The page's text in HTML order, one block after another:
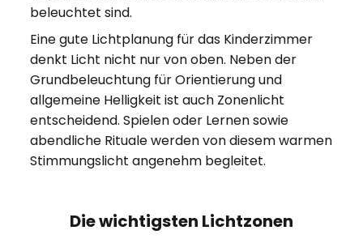
beleuchtet sind.
Eine gute Lichtplanung für das Kinderzimmer
denkt Licht nicht nur von oben. Neben der
Grundbeleuchtung für Orientierung und
allgemeine Helligkeit ist auch Zonenlicht
entscheidend. Spielen oder Lernen sowie
abendliche Rituale werden von diesem warmen
Stimmungslicht angenehm begleitet.
Die wichtigsten Lichtzonen